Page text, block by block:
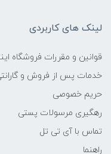
لینک های کاربردی
قوانین و مقررات فروشگاه
خدمات پس از فروش و
حریم خصوصی
رهگیری مرسولات پستی
تماس با آی تی تل
راهنما